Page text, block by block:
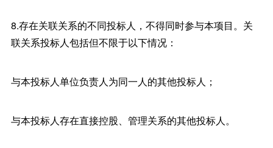
8.存在关联关系的不同投标人，不得同时参与本项目。关
联关系投标人包括但不限于以下情况：
与本投标人单位负责人为同一人的其他投标人；
与本投标人存在直接控股、管理关系的其他投标人。